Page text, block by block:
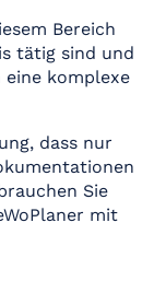
Bereich
tätig sind und
komplexe
dass nur
Sie
mit